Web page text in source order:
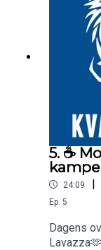
5. ☕️
24:09 |
Ep. 5
Dagens